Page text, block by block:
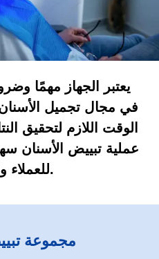
يعتبر الجهاز مهمًا
في مجال تجميل
الوقت اللازم لتحقيق
عملية تبييض الأسنان
للعملاء والمهنيين.
مجموعة